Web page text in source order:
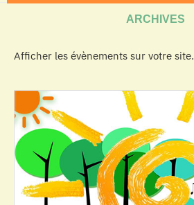
ARCHIVES
Afficher les évènements sur votre site.